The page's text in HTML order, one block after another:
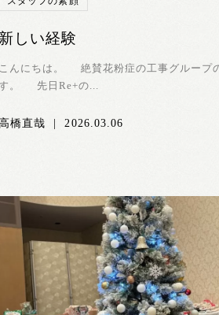
新しい経験
こんにちは。 絶賛花粉症の工事グループ
。 先日Re+の...
橋直哉 | 2026.03.06